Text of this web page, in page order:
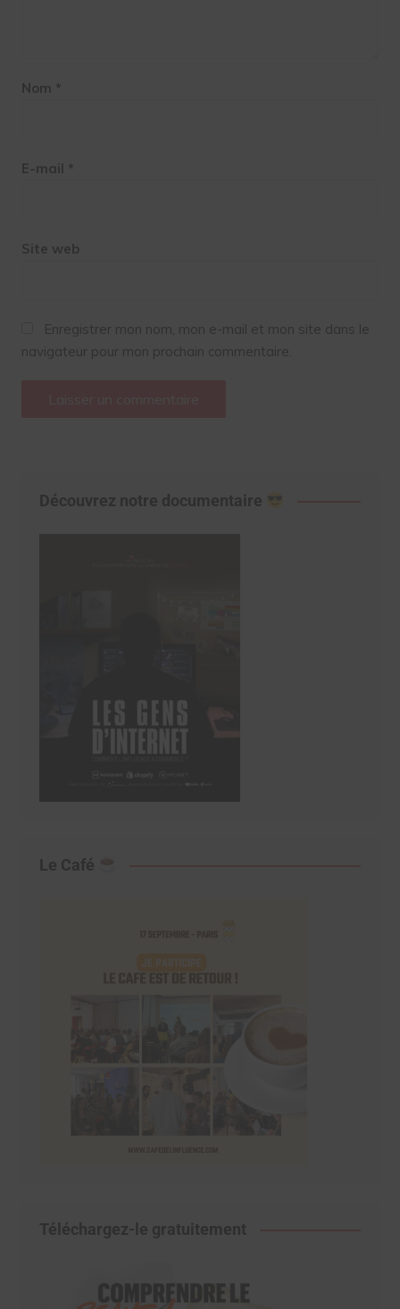
Nom *
E-mail *
Site web
Enregistrer mon nom, mon e-mail et mon site dans le
navigateur pour mon prochain commentaire.
Découvrez notre documentaire
Le Café
Téléchargez-le gratuitement